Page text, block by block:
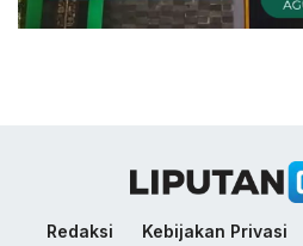
Redaksi Kebijakan Privasi